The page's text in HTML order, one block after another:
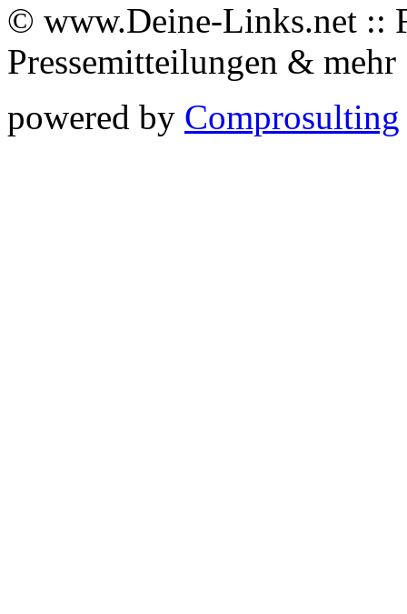
© www.Deine-Links.net ::
Pressemitteilungen &
powered by Comprosulting